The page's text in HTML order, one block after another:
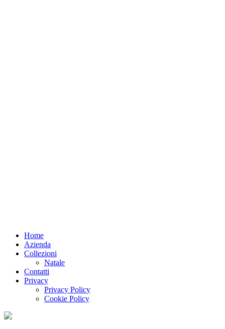
Home
Azienda
Collezioni
Natale
Contatti
Privacy
Privacy Policy
Cookie Policy